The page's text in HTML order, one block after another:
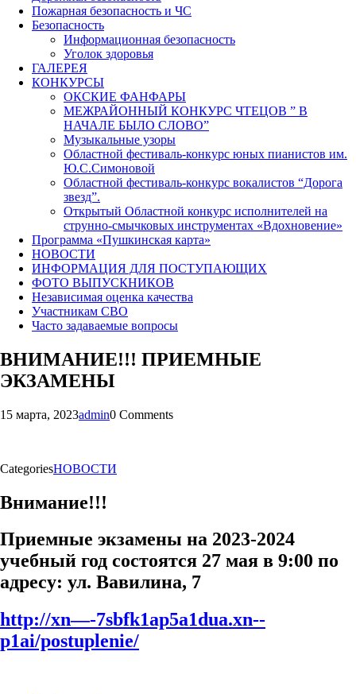
Пожарная безопасность и ЧС
Безопасность
Информационная безопасность
Уголок здоровья
ГАЛЕРЕЯ
КОНКУРСЫ
ОКСКИЕ ФАНФАРЫ
МЕЖРАЙОННЫЙ КОНКУРС ЧТЕЦОВ ” В
НАЧАЛЕ БЫЛО СЛОВО”
Музыкальные узоры
Областной фестиваль-конкурс юных пианистов им.
Ю.С.Симоновой
Областной фестиваль-конкурс вокалистов “Дорога
звезд”.
Открытый Областной конкурс исполнителей на
струнно-смычковых инструментах «Вдохновение»
Программа «Пушкинская карта»
НОВОСТИ
ИНФОРМАЦИЯ ДЛЯ ПОСТУПАЮЩИХ
ФОТО ВЫПУСКНИКОВ
Независимая оценка качества
Участникам СВО
Часто задаваемые вопросы
ВНИМАНИЕ!!! ПРИЕМНЫЕ
ЭКЗАМЕНЫ
15 марта, 2023admin0 Comments
CategoriesНОВОСТИ
Внимание!!!
Приемные экзамены на 2023-2024
учебный год состоятся 27 мая в 9:00 по
адресу: ул. Вавилина, 7
http://xn—-7sbfk1ap5a1dua.xn--
p1ai/postuplenie/